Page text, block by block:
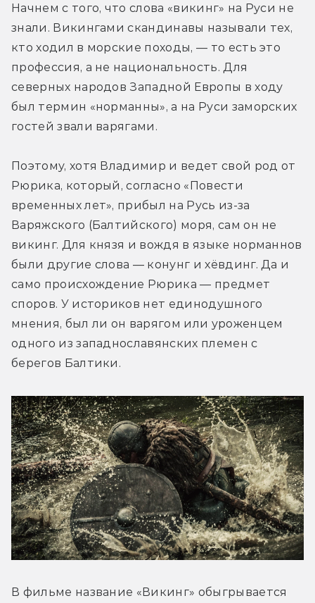
Начнем с того, что слова «викинг» на Руси не
знали. Викингами скандинавы называли тех,
кто ходил в морские походы, — то есть это
профессия, а не национальность. Для
северных народов Западной Европы в ходу
был термин «норманны», а на Руси заморских
гостей звали варягами.
Поэтому, хотя Владимир и ведет свой род от
Рюрика, который, согласно «Повести
временных лет», прибыл на Русь из-за
Варяжского (Балтийского) моря, сам он не
викинг. Для князя и вождя в языке норманнов
были другие слова — конунг и хёвдинг. Да и
само происхождение Рюрика — предмет
споров. У историков нет единодушного
мнения, был ли он варягом или уроженцем
одного из западнославянских племен с
берегов Балтики.
В фильме название «Викинг» обыгрывается